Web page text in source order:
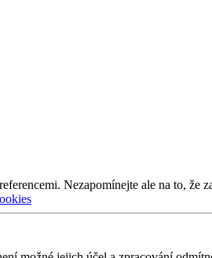
Nezapomínejte ale na to,